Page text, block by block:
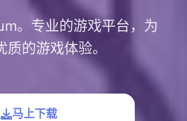
。专业的游戏平台，为
质的游戏体验。
马上下载